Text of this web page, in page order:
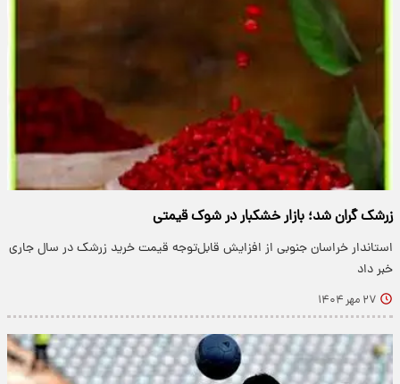
زرشک گران شد؛ بازار خشکبار در شوک قیمتی
استاندار خراسان جنوبی از افزایش قابل‌توجه قیمت خرید زرشک در سال جاری
خبر داد
۲۷ مهر ۱۴۰۴